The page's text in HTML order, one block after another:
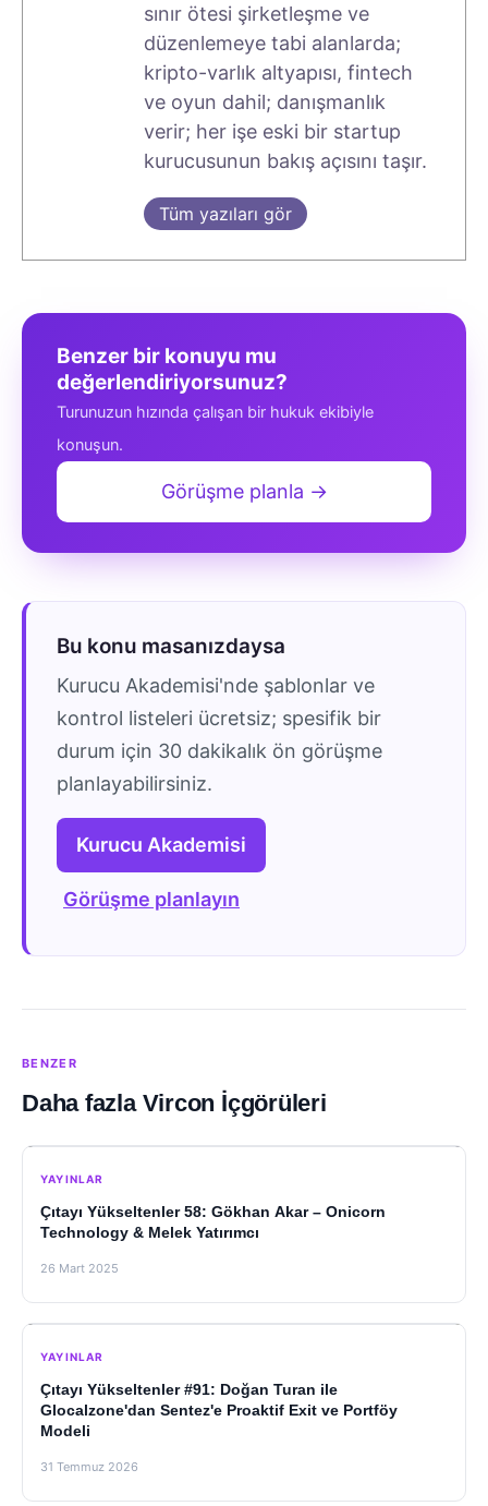
sınır ötesi şirketleşme ve
düzenlemeye tabi alanlarda;
kripto-varlık altyapısı, fintech
ve oyun dahil; danışmanlık
verir; her işe eski bir startup
kurucusunun bakış açısını taşır.
Tüm yazıları gör
Benzer bir konuyu mu
değerlendiriyorsunuz?
Turunuzun hızında çalışan bir hukuk ekibiyle
konuşun.
Görüşme planla →
Bu konu masanızdaysa
Kurucu Akademisi'nde şablonlar ve
kontrol listeleri ücretsiz; spesifik bir
durum için 30 dakikalık ön görüşme
planlayabilirsiniz.
Kurucu Akademisi
Görüşme planlayın
BENZER
Daha fazla Vircon İçgörüleri
YAYINLAR
Çıtayı Yükseltenler 58: Gökhan Akar – Onicorn
Technology & Melek Yatırımcı
26 Mart 2025
YAYINLAR
Çıtayı Yükseltenler #91: Doğan Turan ile
Glocalzone'dan Sentez'e Proaktif Exit ve Portföy
Modeli
31 Temmuz 2026